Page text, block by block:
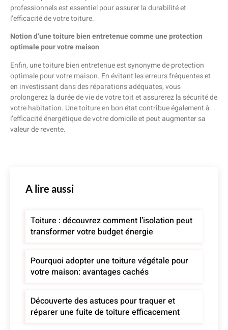
professionnels est essentiel pour assurer la durabilité et
l’efficacité de votre toiture.
Notion d’une toiture bien entretenue comme une protection
optimale pour votre maison
Enfin, une toiture bien entretenue est synonyme de protection
optimale pour votre maison. En évitant les erreurs fréquentes et
en investissant dans des réparations adéquates, vous
prolongerez la durée de vie de votre toit et assurerez la sécurité de
votre habitation. Une toiture en bon état contribue également à
l’efficacité énergétique de votre domicile et peut augmenter sa
valeur de revente.
A lire aussi
Toiture : découvrez comment l’isolation peut
transformer votre budget énergie
Pourquoi adopter une toiture végétale pour
votre maison: avantages cachés
Découverte des astuces pour traquer et
réparer une fuite de toiture efficacement